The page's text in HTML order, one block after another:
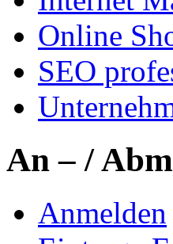
Online
SEO
An – /
Anmelden